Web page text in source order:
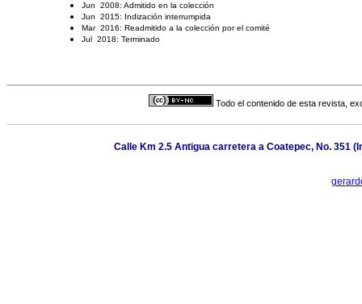
Jun 2008: Admitido en la colección
Jun 2015: Indización interrumpida
Mar 2016: Readmitido a la colección por el comité
Jul 2018: Terminado
Todo el contenido de esta revista,
Calle Km 2.5 Antigua carretera a Coatepec, No. 351